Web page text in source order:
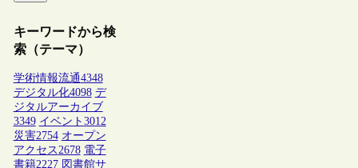
キーワードから検
索（テーマ）
学術情報流通4348
デジタル化4098 デ
ジタルアーカイブ
3349 イベント 3012
災害2754 オープン
アクセス2678 電子
書籍2227 図書館サ